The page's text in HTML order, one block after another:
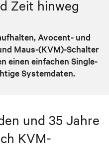
Zeit hinweg
Avocent- und
Maus-(KVM)-Schalter
einen einfachen Single-
Systemdaten.
und 35 Jahre
KVM-